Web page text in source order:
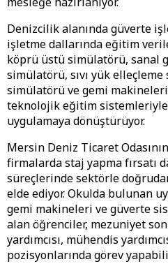
Denizcilik alanında güverte
işletme dallarında eğitim
köprü üstü simülatörü, sanal
simülatörü, sıvı yük
simülatörü ve gemi
teknolojik eğitim
uygulamaya dönüştürüyor.
Mersin Deniz Ticaret
firmalarda staj yapma fırsatı
süreçlerinde sektörle
elde ediyor. Okulda bulunan
gemi makineleri ve güverte
alan öğrenciler, mezuniyet
yardımcısı, mühendis
pozisyonlarında görev